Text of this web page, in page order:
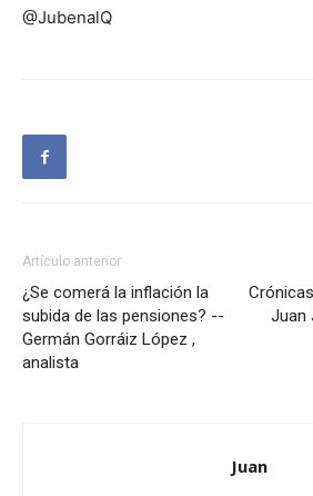
@JubenalQ
Artículo anterior
¿Se comerá la inflación la
subida de las pensiones? --
Germán Gorráiz López ,
analista
Juan
Juan